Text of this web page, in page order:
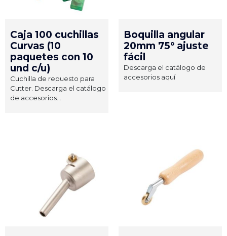
Caja 100 cuchillas
Curvas (10
paquetes con 10
und c/u)
Cuchilla de repuesto para
Cutter. Descarga el catálogo
de accesorios...
Boquilla angular
20mm 75° ajuste
fácil
Descarga el catálogo de
accesorios aquí